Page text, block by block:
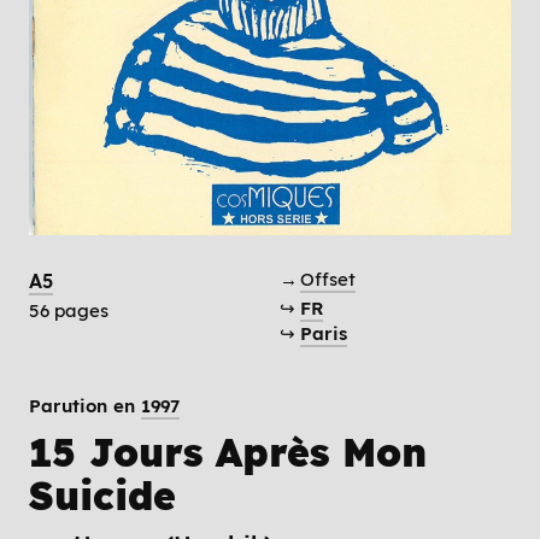
A5
56 pages
→ Offset
↪ FR
↪ Paris
Parution en 1997
15 Jours Après Mon
Suicide